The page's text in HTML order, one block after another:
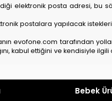
elektronik posta adresi, bu
postalara yapılacak
evofone.com tarafından
kabul ettiğini ve kendisiyle
Bebek